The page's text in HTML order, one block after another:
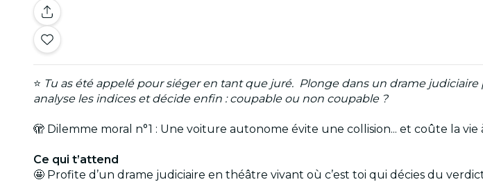
⭐ Tu as été appelé pour siéger en tant que juré. Plonge dans un drame
analyse les indices et décide enfin : coupable ou non coupable ?
🫣 Dilemme moral n°1 : Une voiture autonome évite une collision... et coûte la
Ce qui t’attend
🤩 Profite d’un drame judiciaire en théâtre vivant où c’est toi qui décies du